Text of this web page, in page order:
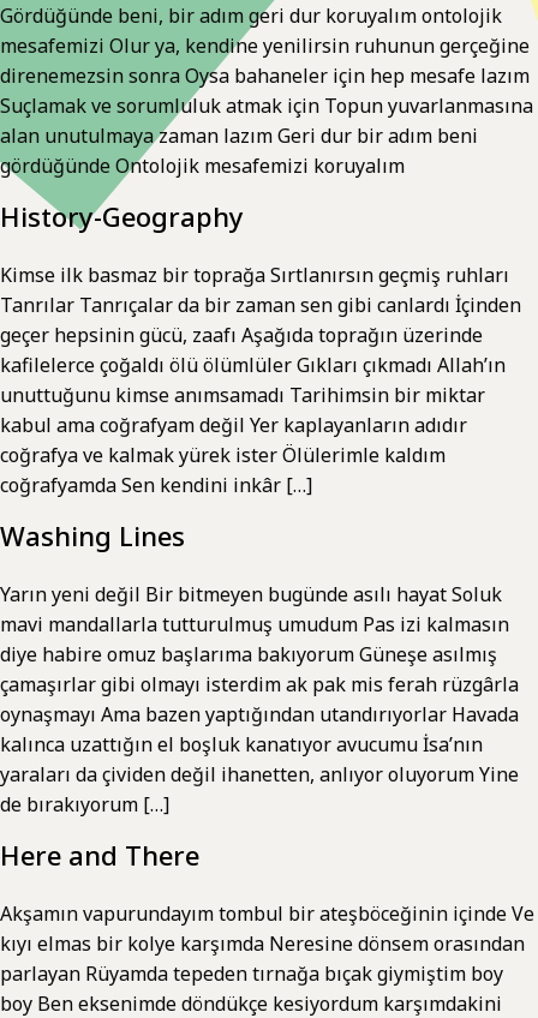
Gördüğünde beni, bir adım geri dur koruyalım ontolojik
mesafemizi Olur ya, kendine yenilirsin ruhunun gerçeğine
direnemezsin sonra Oysa bahaneler için hep mesafe lazım
Suçlamak ve sorumluluk atmak için Topun yuvarlanmasına
alan unutulmaya zaman lazım Geri dur bir adım beni
gördüğünde Ontolojik mesafemizi koruyalım
History-Geography
Kimse ilk basmaz bir toprağa Sırtlanırsın geçmiş ruhları
Tanrılar Tanrıçalar da bir zaman sen gibi canlardı İçinden
geçer hepsinin gücü, zaafı Aşağıda toprağın üzerinde
kafilelerce çoğaldı ölü ölümlüler Gıkları çıkmadı Allah’ın
unuttuğunu kimse anımsamadı Tarihimsin bir miktar
kabul ama coğrafyam değil Yer kaplayanların adıdır
coğrafya ve kalmak yürek ister Ölülerimle kaldım
coğrafyamda Sen kendini inkâr […]
Washing Lines
Yarın yeni değil Bir bitmeyen bugünde asılı hayat Soluk
mavi mandallarla tutturulmuş umudum Pas izi kalmasın
diye habire omuz başlarıma bakıyorum Güneşe asılmış
çamaşırlar gibi olmayı isterdim ak pak mis ferah rüzgârla
oynaşmayı Ama bazen yaptığından utandırıyorlar Havada
kalınca uzattığın el boşluk kanatıyor avucumu İsa’nın
yaraları da çividen değil ihanetten, anlıyor oluyorum Yine
de bırakıyorum […]
Here and There
Akşamın vapurundayım tombul bir ateşböceğinin içinde Ve
kıyı elmas bir kolye karşımda Neresine dönsem orasından
parlayan Rüyamda tepeden tırnağa bıçak giymiştim boy
boy Ben eksenimde döndükçe kesiyordum karşımdakini